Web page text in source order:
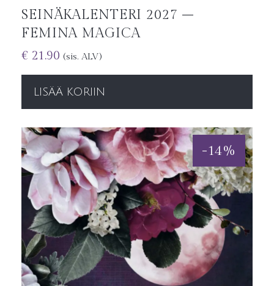
SEINÄKALENTERI 2027 –
FEMINA MAGICA
€ 21.90 (sis. ALV)
LISÄÄ KORIIN
-14%